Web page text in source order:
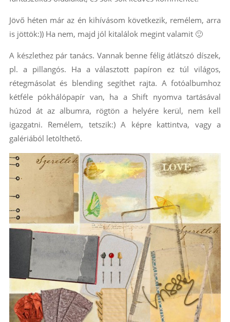
Jövő héten már az én kihívásom következik, remélem, arra
is jöttök:)) Ha nem, majd jól kitalálok megint valamit 🙂
A készlethez pár tanács. Vannak benne félig átlátszó díszek,
pl. a pillangós. Ha a választott papíron ez túl világos,
rétegmásolat és blending segíthet rajta. A fotóalbumhoz
kétféle pókhálópapír van, ha a Shift nyomva tartásával
húzod át az albumra, rögtön a helyére kerül, nem kell
igazgatni. Remélem, tetszik:) A képre kattintva, vagy a
galériából letölthető.